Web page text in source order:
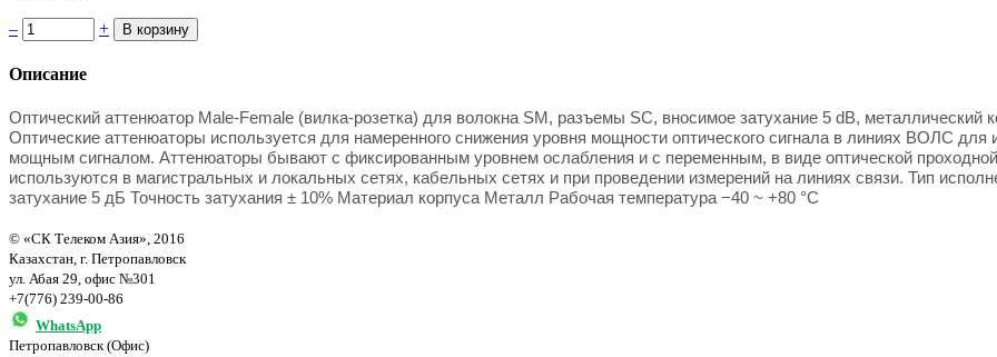
– +
Описание
Оптический аттенюатор Male-Female (вилка-розетка) для волокна SM, разъемы SC, вносимое затухание 5 dB, металлический
Оптические аттенюаторы используется для намеренного снижения уровня мощности оптического сигнала в линиях ВОЛС для
мощным сигналом. Аттенюаторы бывают с фиксированным уровнем ослабления и с переменным, в виде оптической
используются в магистральных и локальных сетях, кабельных сетях и при проведении измерений на линиях связи. Тип
затухание 5 дБ Точность затухания ± 10% Материал корпуса Металл Рабочая температура −40 ~ +80 °C
© «СК Телеком Азия», 2016
Казахстан, г. Петропавловск
ул. Абая 29, офис №301
+7(776) 239-00-86
WhatsApp
Петропавловск (Офис)